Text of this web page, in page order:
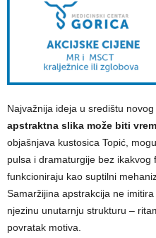
Najvažnija ideja u središtu
apstraktna slika može biti
objašnjava kustosica Topić,
pulsa i dramaturgije bez
funkcioniraju kao suptilni
Samaržijina apstrakcija ne
njezinu unutarnju strukturu –
povratak motiva.